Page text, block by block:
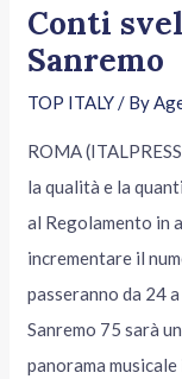
Conti
Sanremo
TOP ITALY/ By
ROMA
la qualità e la
al Regolamento in
incrementare il
passeranno da 24
Sanremo 75 sarà
panorama